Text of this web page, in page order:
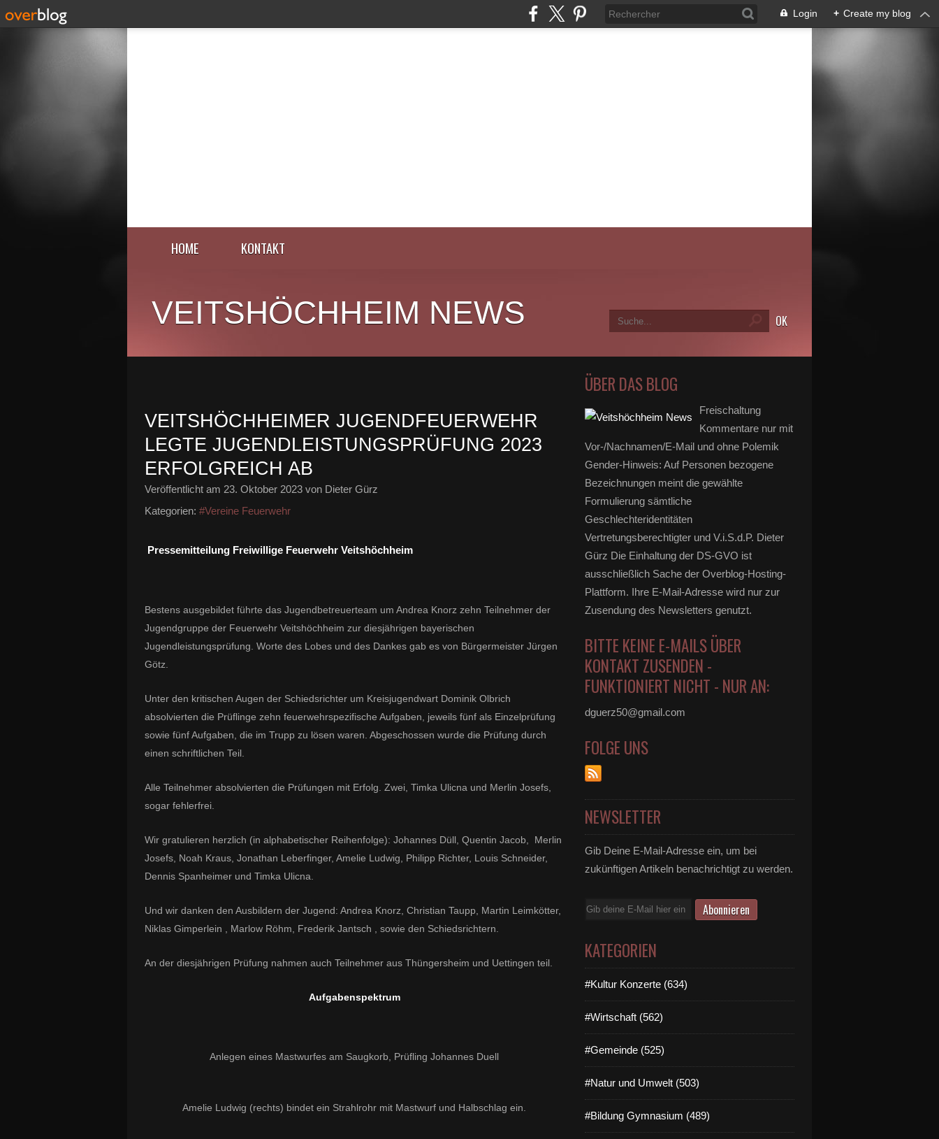
Login + Create my blog
HOME KONTAKT
VEITSHÖCHHEIM NEWS
VEITSHÖCHHEIMER JUGENDFEUERWEHR
LEGTE JUGENDLEISTUNGSPRÜFUNG 2023
ERFOLGREICH AB
Veröffentlicht am 23. Oktober 2023 von Dieter Gürz
Kategorien: #Vereine Feuerwehr
Pressemitteilung Freiwillige Feuerwehr Veitshöchheim
Bestens ausgebildet führte das Jugendbetreuerteam um Andrea Knorz zehn Teilnehmer der
Jugendgruppe der Feuerwehr Veitshöchheim zur diesjährigen bayerischen
Jugendleistungsprüfung. Worte des Lobes und des Dankes gab es von Bürgermeister Jürgen
Götz.
Unter den kritischen Augen der Schiedsrichter um Kreisjugendwart Dominik Olbrich
absolvierten die Prüflinge zehn feuerwehrspezifische Aufgaben, jeweils fünf als Einzelprüfung
sowie fünf Aufgaben, die im Trupp zu lösen waren. Abgeschossen wurde die Prüfung durch
einen schriftlichen Teil.
Alle Teilnehmer absolvierten die Prüfungen mit Erfolg. Zwei, Timka Ulicna und Merlin Josefs,
sogar fehlerfrei.
Wir gratulieren herzlich (in alphabetischer Reihenfolge): Johannes Düll, Quentin Jacob, Merlin
Josefs, Noah Kraus, Jonathan Leberfinger, Amelie Ludwig, Philipp Richter, Louis Schneider,
Dennis Spanheimer und Timka Ulicna.
Und wir danken den Ausbildern der Jugend: Andrea Knorz, Christian Taupp, Martin Leimkötter,
Niklas Gimperlein , Marlow Röhm, Frederik Jantsch , sowie den Schiedsrichtern.
An der diesjährigen Prüfung nahmen auch Teilnehmer aus Thüngersheim und Uettingen teil.
Aufgabenspektrum
Anlegen eines Mastwurfes am Saugkorb, Prüfling Johannes Duell
Amelie Ludwig (rechts) bindet ein Strahlrohr mit Mastwurf und Halbschlag ein.
ÜBER DAS BLOG
Freischaltung
Kommentare nur mit
Vor-/Nachnamen/E-Mail und ohne Polemik
Gender-Hinweis: Auf Personen bezogene
Bezeichnungen meint die gewählte
Formulierung sämtliche
Geschlechteridentitäten
Vertretungsberechtigter und V.i.S.d.P. Dieter
Gürz Die Einhaltung der DS-GVO ist
ausschließlich Sache der Overblog-Hosting-
Plattform. Ihre E-Mail-Adresse wird nur zur
Zusendung des Newsletters genutzt.
BITTE KEINE E-MAILS ÜBER
KONTAKT ZUSENDEN -
FUNKTIONIERT NICHT - NUR AN:
dguerz50@gmail.com
FOLGE UNS
NEWSLETTER
Gib Deine E-Mail-Adresse ein, um bei
zukünftigen Artikeln benachrichtigt zu werden.
E-
KATEGORIEN
#Kultur Konzerte (634)
#Wirtschaft (562)
#Gemeinde (525)
#Natur und Umwelt (503)
#Bildung Gymnasium (489)